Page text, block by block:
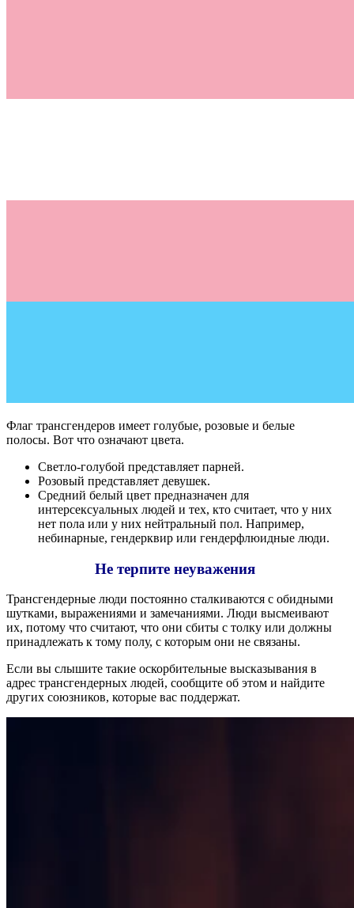
Флаг трансгендеров имеет голубые, розовые и белые
полосы. Вот что означают цвета.
Светло-голубой представляет парней.
Розовый представляет девушек.
Средний белый цвет предназначен для
интерсексуальных людей и тех, кто считает, что у них
нет пола или у них нейтральный пол. Например,
небинарные, гендерквир или гендерфлюидные люди.
Не терпите неуважения
Трансгендерные люди постоянно сталкиваются с обидными
шутками, выражениями и замечаниями. Люди высмеивают
их, потому что считают, что они сбиты с толку или должны
принадлежать к тому полу, с которым они не связаны.
Если вы слышите такие оскорбительные высказывания в
адрес трансгендерных людей, сообщите об этом и найдите
других союзников, которые вас поддержат.